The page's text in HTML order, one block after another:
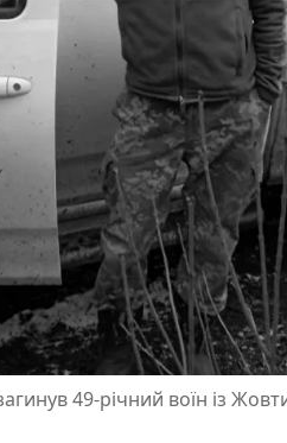
49-річний воїн із